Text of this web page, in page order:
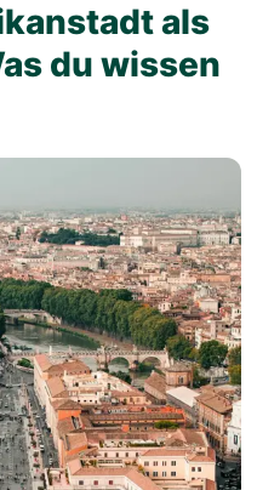
als
du wissen